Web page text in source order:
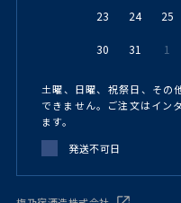
23 24 25
30 31 1
土曜、日曜、祝祭日、その
できません。ご注文はイン
ます。
発送不可日